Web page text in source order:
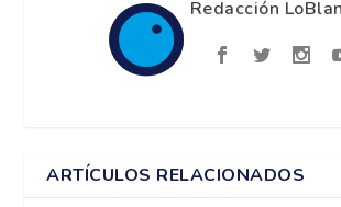
Redacción
ARTÍCULOS RELACIONADOS